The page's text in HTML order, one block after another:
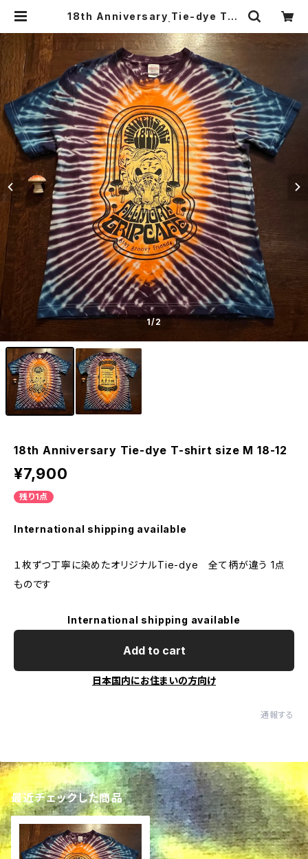
18th Anniversary Tie-dye T-s
p cafe Shop
1/2
18th Anniversary Tie-dye T-shirt size M 18-12
¥7,900
残り1点
International shipping available
１枚ずつ丁寧に染めたオリジナルTie-dye 全て柄が違う 1点
ものです
International shipping available
Add to cart
日本国内にお住まいの方向け
通報する
最近チェックした商品